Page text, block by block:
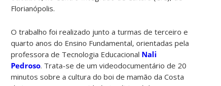
Florianópolis.
O trabalho foi realizado junto a turmas de terceiro e
quarto anos do Ensino Fundamental, orientadas pela
professora de Tecnologia Educacional Nali
Pedroso. Trata-se de um videodocumentário de 20
minutos sobre a cultura do boi de mamão da Costa